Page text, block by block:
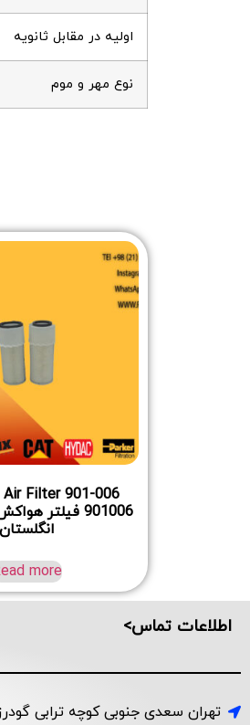
اولیه در مقابل ثانویه
نوع مهر و موم
Air Filter 901-006
901006 فیلتر
انگلستان
more
اطلاعات تماس>
تهران سعدی جنوبی کوچه ترابی